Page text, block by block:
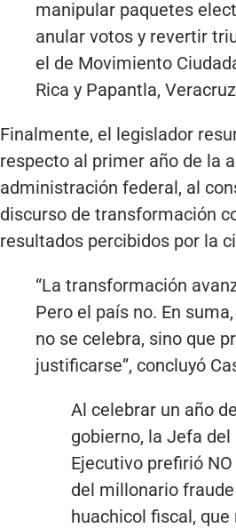
manipular paquetes
anular votos y revertir
el de Movimiento
Rica y Papantla,
Finalmente, el legislador
respecto al primer año de la
administración federal, al
discurso de transformación
resultados percibidos por la
“La transformación
Pero el país no. En
no se celebra, sino que
justificarse”, concluyó
Al celebrar un año de
gobierno, la Jefa del
Ejecutivo prefirió
del millonario
huachicol fiscal, que